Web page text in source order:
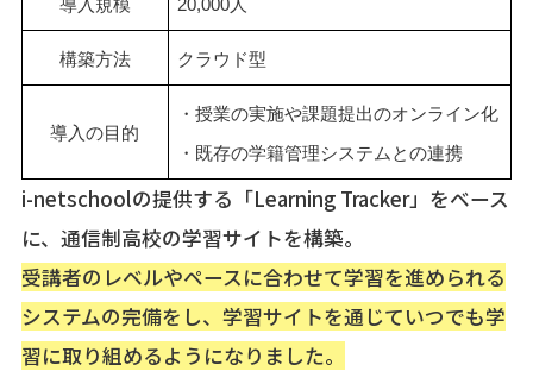
導入規模 20,000人
構築方法 クラウド型
導入の目的
・授業の実施や課題提出のオンライン化
・既存の学籍管理システムとの連携
i-netschoolの提供する「Learning Tracker」をベース
に、通信制高校の学習サイトを構築。
受講者のレベルやペースに合わせて学習を進められる
システムの完備をし、学習サイトを通じていつでも学
習に取り組めるようになりました。